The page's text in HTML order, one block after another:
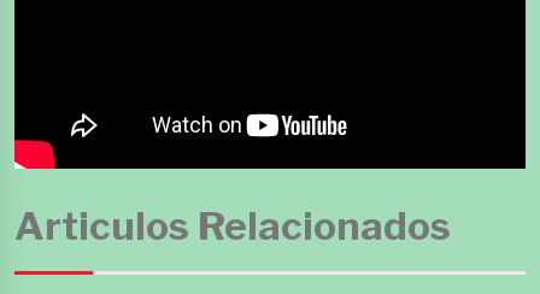
Articulos Relacionados